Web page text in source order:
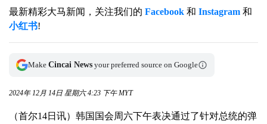
最新精彩大马新闻，关注我们的 Facebook 和 Instagram 和
小红书!
Make Cincai News your preferred source on Google
2024年 12月 14日 星期六 4:23 下午 MYT
（首尔14日讯）韩国国会周六下午表决通过了针对总统的弹